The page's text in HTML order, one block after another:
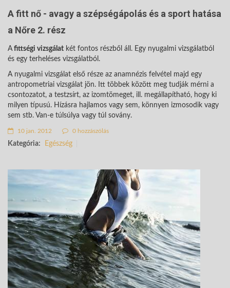
A fitt nő - avagy a szépségápolás és a sport hatása
a Nőre 2. rész
Afittségi vizsgálat két fontos részből áll. Egy nyugalmi vizsgálatból
és egy terheléses vizsgálatból.
A nyugalmi vizsgálat első része az anamnézis felvétel majd egy
antropometriai vizsgálat jön. Itt többek között meg tudják mérni a
csontozatot, a testzsírt, az izomtömeget, ill. megállapítható, hogy ki
milyen típusú. Hízásra hajlamos vagy sem, könnyen izmosodik vagy
sem stb. Van-e túlsúlya vagy túl sovány.
10 jan. 2012 0 hozzászólás
Kategória: Egészség